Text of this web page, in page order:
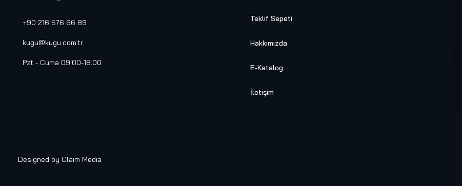
+90 216 576 66 89
kugu@kugu.com.tr
Pzt - Cuma 09.00-18.00
Teklif Sepeti
Hakkımızda
E-Katalog
İletişim
Designed by Claim Media